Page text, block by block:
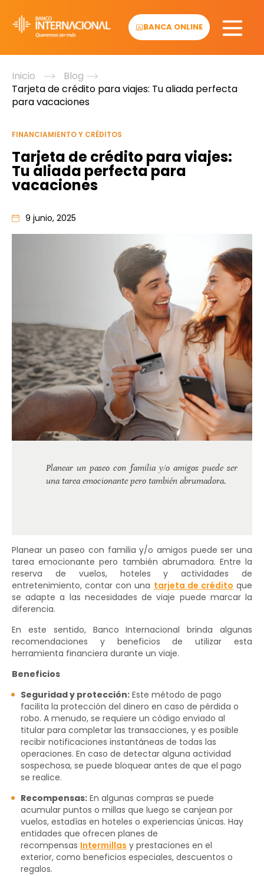
content
BANCA ONLINE
Inicio
Blog
Tarjeta de crédito para viajes: Tu aliada perfecta
para vacaciones
FINANCIAMIENTO Y CRÉDITOS
Tarjeta de crédito para viajes:
Tu aliada perfecta para
vacaciones
9 junio, 2025
Planear un paseo con familia y/o amigos puede ser
una tarea emocionante pero también abrumadora.
Planear un paseo con familia y/o amigos puede ser una
tarea emocionante pero también abrumadora. Entre la
reserva de vuelos, hoteles y actividades de
entretenimiento, contar con una tarjeta de crédito que
se adapte a las necesidades de viaje puede marcar la
diferencia.
En este sentido, Banco Internacional brinda algunas
recomendaciones y beneficios de utilizar esta
herramienta financiera durante un viaje.
Beneficios
Seguridad y protección: Este método de pago
facilita la protección del dinero en caso de pérdida o
robo. A menudo, se requiere un código enviado al
titular para completar las transacciones, y es posible
recibir notificaciones instantáneas de todas las
operaciones. En caso de detectar alguna actividad
sospechosa, se puede bloquear antes de que el pago
se realice.
Recompensas: En algunas compras se puede
acumular puntos o millas que luego se canjean por
vuelos, estadías en hoteles o experiencias únicas. Hay
entidades que ofrecen planes de
recompensas Intermillas y prestaciones en el
exterior, como beneficios especiales, descuentos o
regalos.